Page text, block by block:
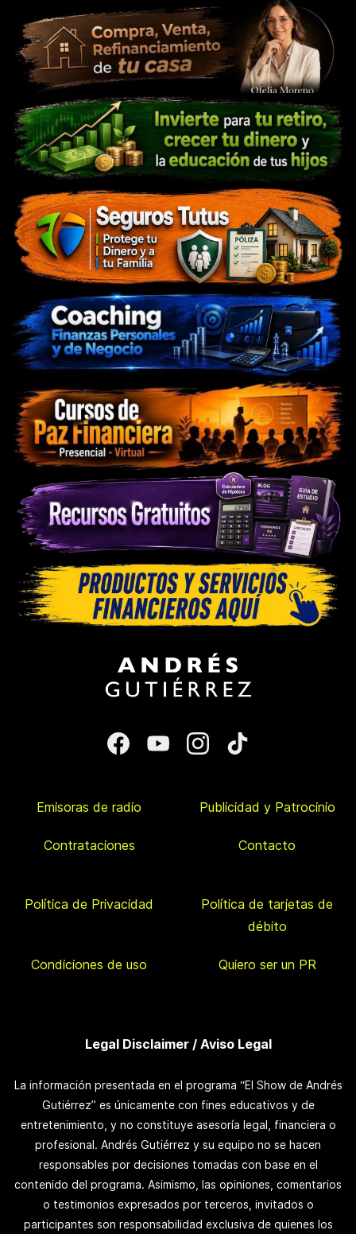
Emisoras de radio Publicidad y Patrocinio
Contrataciones Contacto
Política de Privacidad
Política de tarjetas de
débito
Condiciones de uso Quiero ser un PR
Legal Disclaimer / Aviso Legal
La información presentada en el programa “El Show de Andrés
Gutiérrez” es únicamente con fines educativos y de
entretenimiento, y no constituye asesoría legal, financiera o
profesional. Andrés Gutiérrez y su equipo no se hacen
responsables por decisiones tomadas con base en el
contenido del programa. Asimismo, las opiniones, comentarios
o testimonios expresados por terceros, invitados o
participantes son responsabilidad exclusiva de quienes los